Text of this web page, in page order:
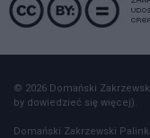
© 2026 Domański
by dowiedzieć się więcej).
Domański Zakrzewski